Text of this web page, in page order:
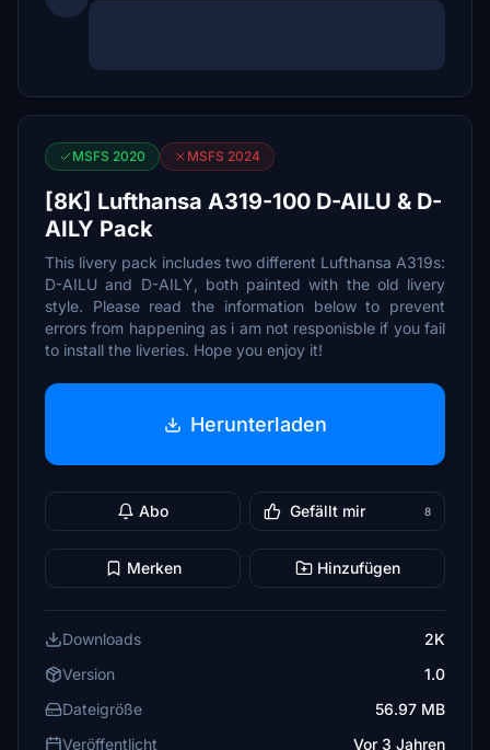
MSFS 2020 MSFS 2024
[8K] Lufthansa A319-100 D-AILU & D-
AILY Pack
This livery pack includes two different Lufthansa A319s:
D-AILU and D-AILY, both painted with the old livery
style. Please read the information below to prevent
errors from happening as i am not responisble if you fail
to install the liveries. Hope you enjoy it!
Herunterladen
Abo Gefällt mir 8
Merken Hinzufügen
Downloads
2K
Version
1.0
Dateigröße
56.97 MB
Veröffentlicht
Vor 3 Jahren